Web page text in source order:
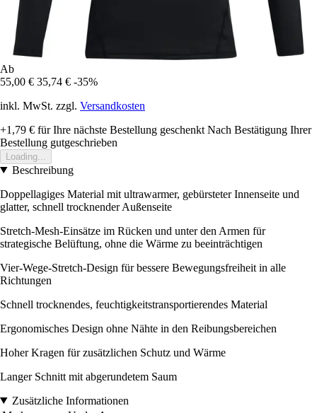
Ab
55,00 € 35,74 € -35%
inkl. MwSt. zzgl. Versandkosten
+1,79 € für Ihre nächste Bestellung geschenkt Nach Bestätigung Ihrer
Bestellung gutgeschrieben
Loading...
Beschreibung
Doppellagiges Material mit ultrawarmer, gebürsteter Innenseite und
glatter, schnell trocknender Außenseite
Stretch-Mesh-Einsätze im Rücken und unter den Armen für
strategische Belüftung, ohne die Wärme zu beeinträchtigen
Vier-Wege-Stretch-Design für bessere Bewegungsfreiheit in alle
Richtungen
Schnell trocknendes, feuchtigkeitstransportierendes Material
Ergonomisches Design ohne Nähte in den Reibungsbereichen
Hoher Kragen für zusätzlichen Schutz und Wärme
Langer Schnitt mit abgerundetem Saum
Zusätzliche Informationen